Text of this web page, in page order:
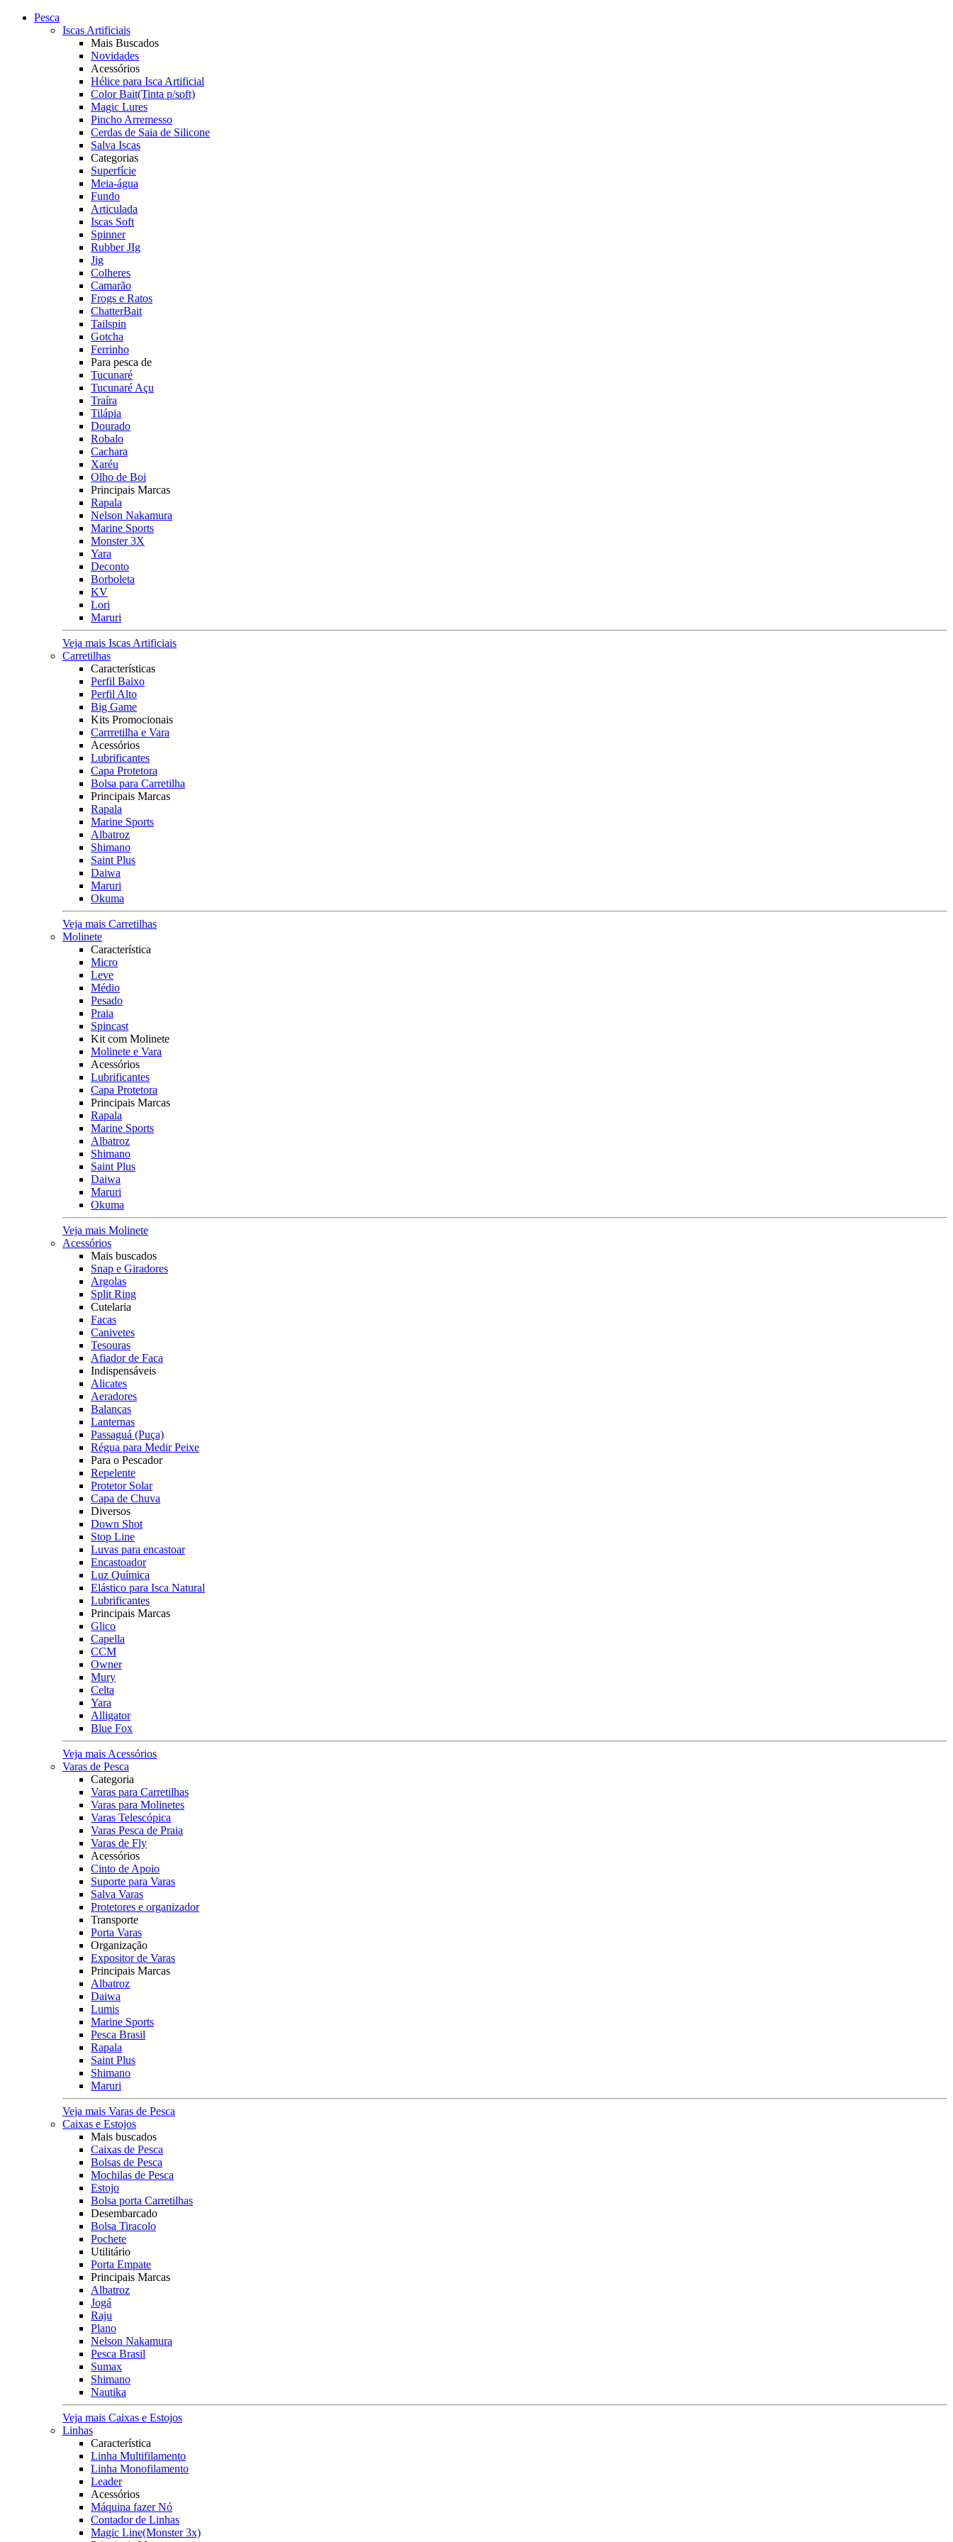
Pesca
Iscas Artificiais
Mais Buscados
Novidades
Acessórios
Hélice para Isca Artificial
Color Bait(Tinta p/soft)
Magic Lures
Pincho Arremesso
Cerdas de Saia de Silicone
Salva Iscas
Categorias
Superfície
Meia-água
Fundo
Articulada
Iscas Soft
Spinner
Rubber JIg
Jig
Colheres
Camarão
Frogs e Ratos
ChatterBait
Tailspin
Gotcha
Ferrinho
Para pesca de
Tucunaré
Tucunaré Açu
Traíra
Tilápia
Dourado
Robalo
Cachara
Xaréu
Olho de Boi
Principais Marcas
Rapala
Nelson Nakamura
Marine Sports
Monster 3X
Yara
Deconto
Borboleta
KV
Lori
Maruri
Veja mais Iscas Artificiais
Carretilhas
Características
Perfil Baixo
Perfil Alto
Big Game
Kits Promocionais
Carrretilha e Vara
Acessórios
Lubrificantes
Capa Protetora
Bolsa para Carretilha
Principais Marcas
Rapala
Marine Sports
Albatroz
Shimano
Saint Plus
Daiwa
Maruri
Okuma
Veja mais Carretilhas
Molinete
Característica
Micro
Leve
Médio
Pesado
Praia
Spincast
Kit com Molinete
Molinete e Vara
Acessórios
Lubrificantes
Capa Protetora
Principais Marcas
Rapala
Marine Sports
Albatroz
Shimano
Saint Plus
Daiwa
Maruri
Okuma
Veja mais Molinete
Acessórios
Mais buscados
Snap e Giradores
Argolas
Split Ring
Cutelaria
Facas
Canivetes
Tesouras
Afiador de Faca
Indispensáveis
Alicates
Aeradores
Balanças
Lanternas
Passaguá (Puça)
Régua para Medir Peixe
Para o Pescador
Repelente
Protetor Solar
Capa de Chuva
Diversos
Down Shot
Stop Line
Luvas para encastoar
Encastoador
Luz Química
Elástico para Isca Natural
Lubrificantes
Principais Marcas
Glico
Capella
CCM
Owner
Mury
Celta
Yara
Alligator
Blue Fox
Veja mais Acessórios
Varas de Pesca
Categoria
Varas para Carretilhas
Varas para Molinetes
Varas Telescópica
Varas Pesca de Praia
Varas de Fly
Acessórios
Cinto de Apoio
Suporte para Varas
Salva Varas
Protetores e organizador
Transporte
Porta Varas
Organização
Expositor de Varas
Principais Marcas
Albatroz
Daiwa
Lumis
Marine Sports
Pesca Brasil
Rapala
Saint Plus
Shimano
Maruri
Veja mais Varas de Pesca
Caixas e Estojos
Mais buscados
Caixas de Pesca
Bolsas de Pesca
Mochilas de Pesca
Estojo
Bolsa porta Carretilhas
Desembarcado
Bolsa Tiracolo
Pochete
Utilitário
Porta Empate
Principais Marcas
Albatroz
Jogá
Raju
Plano
Nelson Nakamura
Pesca Brasil
Sumax
Shimano
Nautika
Veja mais Caixas e Estojos
Linhas
Característica
Linha Multifilamento
Linha Monofilamento
Leader
Acessórios
Máquina fazer Nó
Contador de Linhas
Magic Line(Monster 3x)